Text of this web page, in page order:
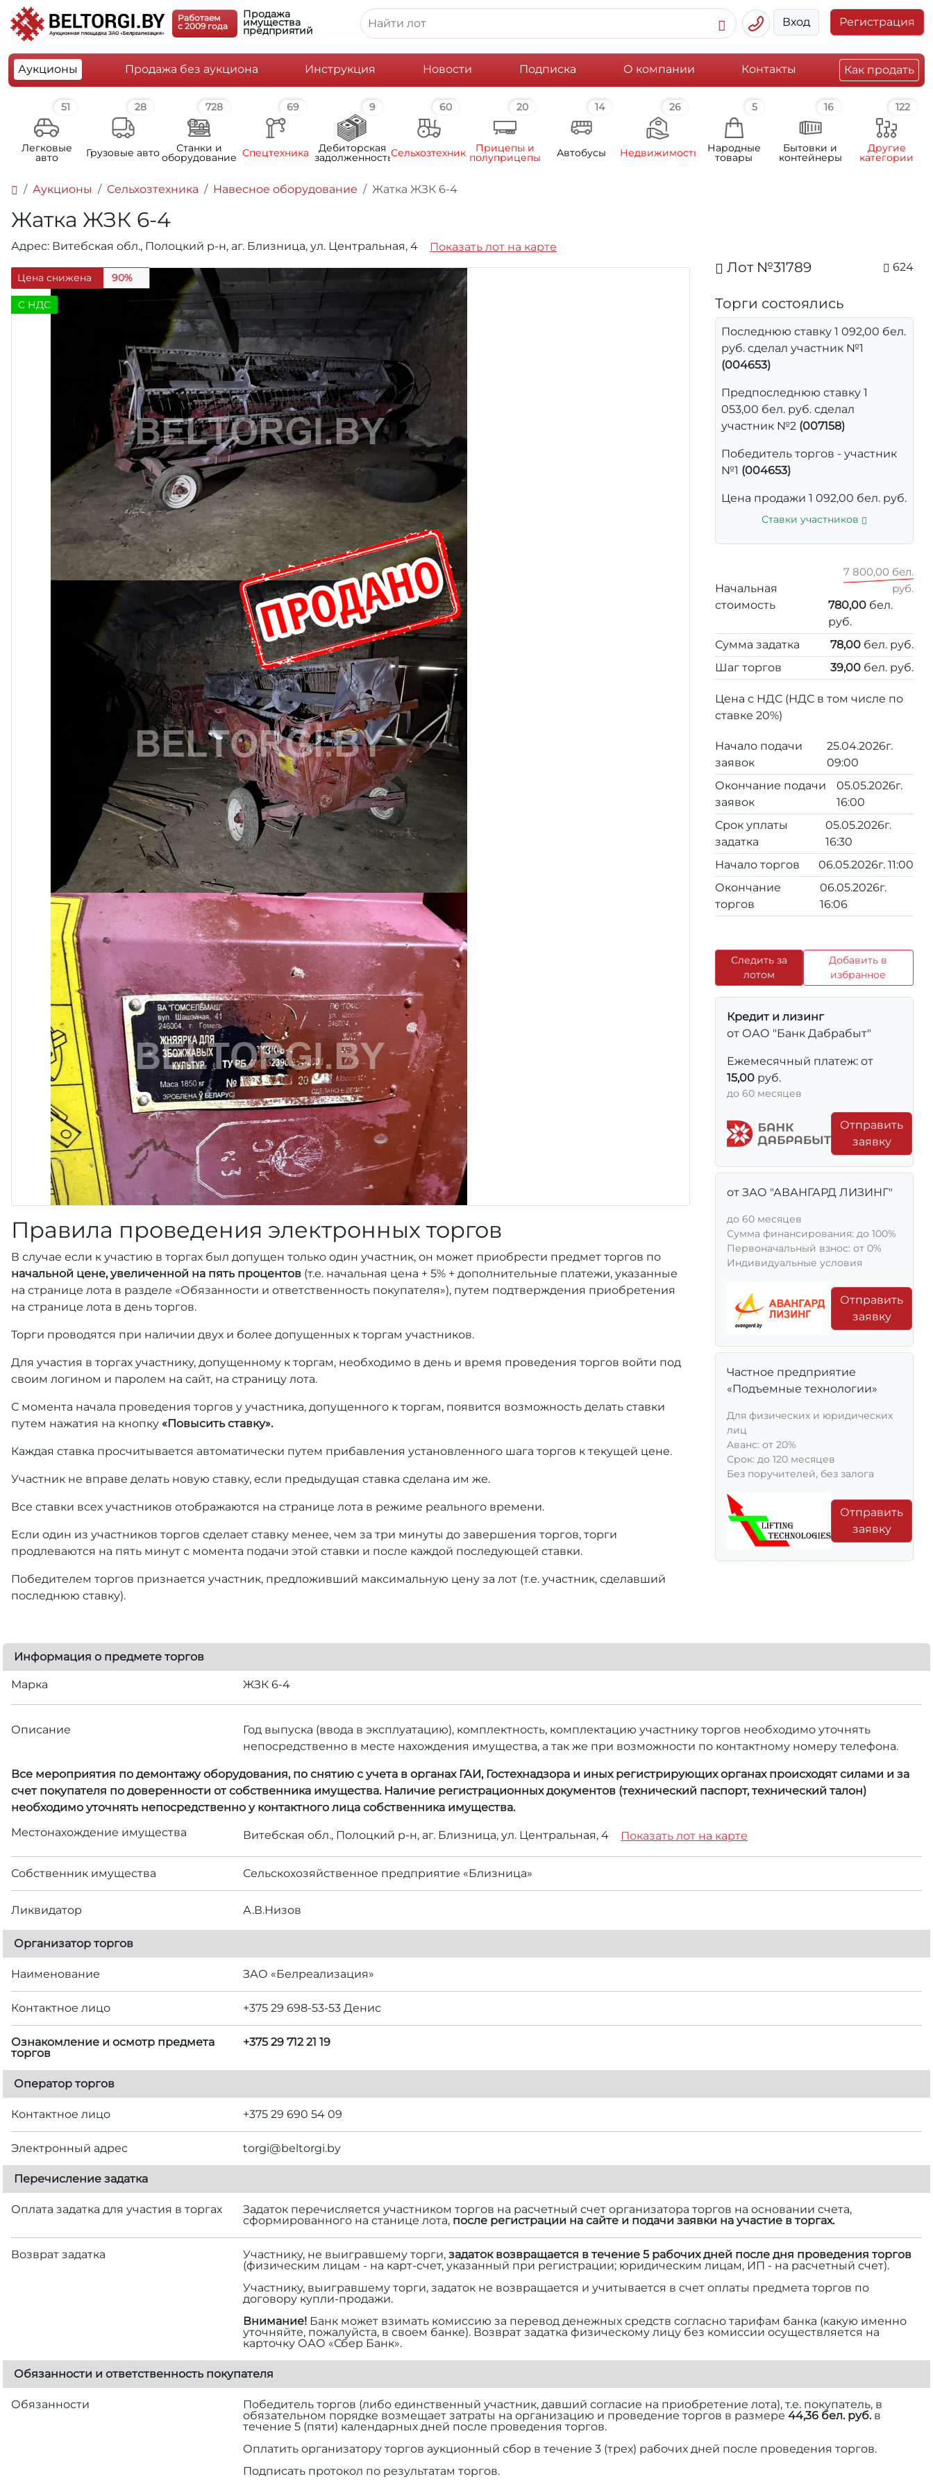
Работаем
c 2009 года
Продажа
имущества
предприятий
Вход Регистрация
Аукционы Продажа без аукциона Инструкция Новости Подписка О компании Контакты Как продать
51
Легковые
авто
28
Грузовые авто
728
Станки и
оборудование
69
Спецтехника
9
Дебиторская
задолженность
60
Сельхозтехника
20
Прицепы и
полуприцепы
14
Автобусы
26
Недвижимость
5
Народные
товары
16
Бытовки и
контейнеры
122
Другие
категории
Аукционы Сельхозтехника Навесное оборудование Жатка ЖЗК 6-4
Жатка ЖЗК 6-4
Адрес: Витебская обл., Полоцкий р-н, аг. Близница, ул. Центральная, 4 Показать лот на карте
Цена снижена 90%
C НДС
Правила проведения электронных торгов
В случае если к участию в торгах был допущен только один участник, он может приобрести предмет торгов по
начальной цене, увеличенной на пять процентов (т.е. начальная цена + 5% + дополнительные платежи, указанные
на странице лота в разделе «Обязанности и ответственность покупателя»), путем подтверждения приобретения
на странице лота в день торгов.
Торги проводятся при наличии двух и более допущенных к торгам участников.
Для участия в торгах участнику, допущенному к торгам, необходимо в день и время проведения торгов войти под
своим логином и паролем на сайт, на страницу лота.
С момента начала проведения торгов у участника, допущенного к торгам, появится возможность делать ставки
путем нажатия на кнопку «Повысить ставку».
Каждая ставка просчитывается автоматически путем прибавления установленного шага торгов к текущей цене.
Участник не вправе делать новую ставку, если предыдущая ставка сделана им же.
Все ставки всех участников отображаются на странице лота в режиме реального времени.
Если один из участников торгов сделает ставку менее, чем за три минуты до завершения торгов, торги
продлеваются на пять минут с момента подачи этой ставки и после каждой последующей ставки.
Победителем торгов признается участник, предложивший максимальную цену за лот (т.е. участник, сделавший
последнюю ставку).
Лот №31789 624
Торги состоялись
Последнюю ставку 1 092,00 бел.
руб. сделал участник №1
(004653)
Предпоследнюю ставку 1
053,00 бел. руб. сделал
участник №2 (007158)
Победитель торгов - участник
№1 (004653)
Цена продажи 1 092,00 бел. руб.
Ставки участников
Начальная
стоимость
7 800,00 бел.
руб.
780,00 бел.
руб.
Сумма задатка
78,00 бел. руб.
Шаг торгов
39,00 бел. руб.
Цена с НДС (НДС в том числе по
ставке 20%)
Начало подачи
заявок
25.04.2026г.
09:00
Окончание подачи
заявок
05.05.2026г.
16:00
Срок уплаты
задатка
05.05.2026г.
16:30
Начало торгов
06.05.2026г. 11:00
Окончание
торгов
06.05.2026г.
16:06
Следить за
лотом
Добавить в
избранное
Кредит и лизинг
от ОАО "Банк Дабрабыт"
Ежемесячный платеж: от
15,00 руб.
до 60 месяцев
Отправить
заявку
от ЗАО "АВАНГАРД ЛИЗИНГ"
до 60 месяцев
Сумма финансирования: до 100%
Первоначальный взнос: от 0%
Индивидуальные условия
Отправить
заявку
Частное предприятие
«Подъемные технологии»
Для физических и юридических
лиц
Aванс: от 20%
Срок: до 120 месяцев
Без поручителей, без залога
Отправить
заявку
Информация о предмете торгов
Марка ЖЗК 6-4
Описание
Год выпуска (ввода в эксплуатацию), комплектность, комплектацию участнику торгов необходимо уточнять
непосредственно в месте нахождения имущества, а так же при возможности по контактному номеру телефона.
Все мероприятия по демонтажу оборудования, по снятию с учета в органах ГАИ, Гостехнадзора и иных регистрирующих органах происходят силами и за
счет покупателя по доверенности от собственника имущества. Наличие регистрационных документов (технический паспорт, технический талон)
необходимо уточнять непосредственно у контактного лица собственника имущества.
Местонахождение имущества
Витебская обл., Полоцкий р-н, аг. Близница, ул. Центральная, 4 Показать лот на карте
Собственник имущества Сельскохозяйственное предприятие «Близница»
Ликвидатор А.В.Низов
Организатор торгов
Наименование ЗАО «Белреализация»
Контактное лицо +375 29 698-53-53 Денис
Ознакомление и осмотр предмета
торгов
+375 29 712 21 19
Оператор торгов
Контактное лицо +375 29 690 54 09
Электронный адрес torgi@beltorgi.by
Перечисление задатка
Оплата задатка для участия в торгах
Задаток перечисляется участником торгов на расчетный счет организатора торгов на основании счета,
сформированного на станице лота, после регистрации на сайте и подачи заявки на участие в торгах.
Возврат задатка Участнику, не выигравшему торги, задаток возвращается в течение 5 рабочих дней после дня проведения торгов
(физическим лицам - на карт-счет, указанный при регистрации; юридическим лицам, ИП - на расчетный счет).
Участнику, выигравшему торги, задаток не возвращается и учитывается в счет оплаты предмета торгов по
договору купли-продажи.
Внимание! Банк может взимать комиссию за перевод денежных средств согласно тарифам банка (какую именно
уточняйте, пожалуйста, в своем банке). Возврат задатка физическому лицу без комиссии осуществляется на
карточку ОАО «Сбер Банк».
Обязанности и ответственность покупателя
Обязанности
Победитель торгов (либо единственный участник, давший согласие на приобретение лота), т.е. покупатель, в
обязательном порядке возмещает затраты на организацию и проведение торгов в размере 44,36 бел. руб.в
течение 5 (пяти) календарных дней после проведения торгов.
Оплатить организатору торгов аукционный сбор в течение 3 (трех) рабочих дней после проведения торгов.
Подписать протокол по результатам торгов.